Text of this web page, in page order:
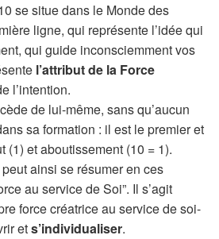
se situe dans le Monde des
ligne, qui représente l’idée qui
qui guide inconsciemment vos
l’attribut de la Force
l’intention.
de lui-même, sans qu’aucun
sa formation : il est le premier et
(1) et aboutissement (10 = 1).
ainsi se résumer en ces
au service de Soi”. Il s’agit
force créatrice au service de soi-
ets’individualiser.